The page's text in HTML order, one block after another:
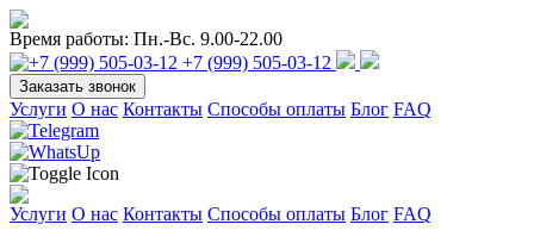
Время работы: Пн.-Вс. 9.00-22.00
+7 (999) 505-03-12
Заказать звонок
Услуги О нас Контакты Способы оплаты Блог FAQ
Услуги О нас Контакты Способы оплаты Блог FAQ